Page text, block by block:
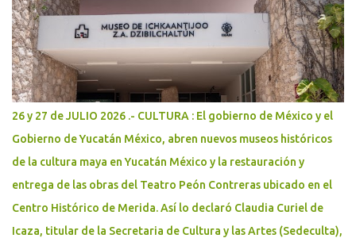
26 y 27 de JULIO 2026 .- CULTURA : El gobierno de México y el
Gobierno de Yucatán México, abren nuevos museos históricos
de la cultura maya en Yucatán México y la restauración y
entrega de las obras del Teatro Peón Contreras ubicado en el
Centro Histórico de Merida. Así lo declaró Claudia Curiel de
Icaza, titular de la Secretaria de Cultura y las Artes (Sedeculta),